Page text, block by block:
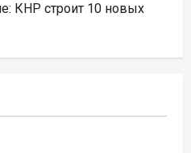
КНР строит 10 новых